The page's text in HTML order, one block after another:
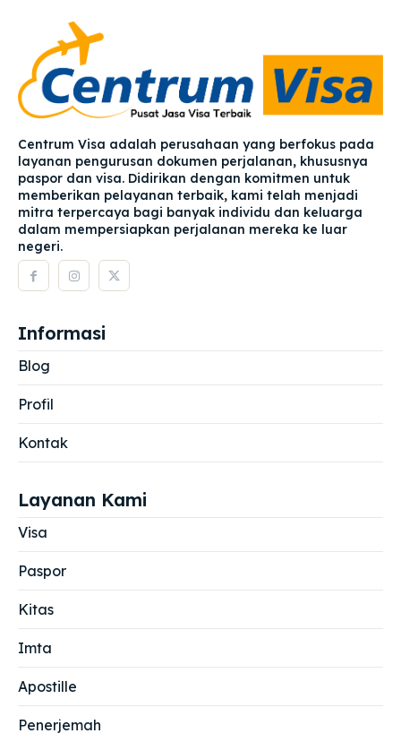
Centrum Visa adalah perusahaan yang berfokus pada
layanan pengurusan dokumen perjalanan, khususnya
paspor dan visa. Didirikan dengan komitmen untuk
memberikan pelayanan terbaik, kami telah menjadi
mitra terpercaya bagi banyak individu dan keluarga
dalam mempersiapkan perjalanan mereka ke luar
negeri.
Informasi
Blog
Profil
Kontak
Layanan Kami
Visa
Paspor
Kitas
Imta
Apostille
Penerjemah